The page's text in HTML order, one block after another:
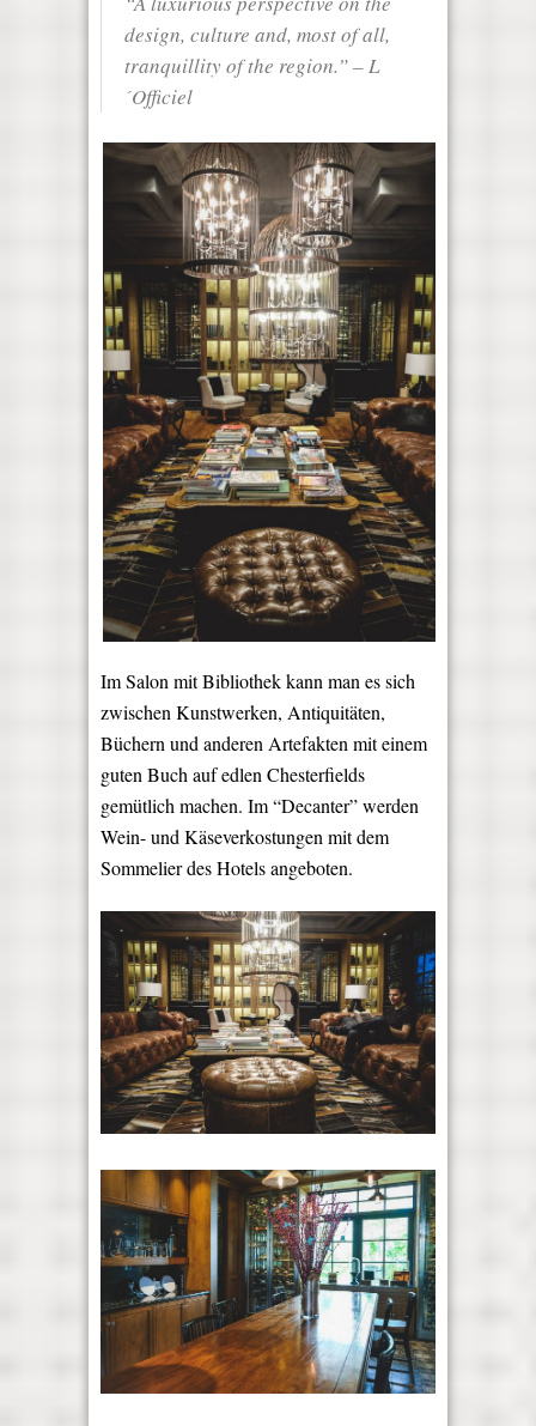
design, culture and, most of all,
tranquillity of the region.” – L
´Officiel
Im Salon mit Bibliothek kann man es sich
zwischen Kunstwerken, Antiquitäten,
Büchern und anderen Artefakten mit einem
guten Buch auf edlen Chesterfields
gemütlich machen. Im “Decanter” werden
Wein- und Käseverkostungen mit dem
Sommelier des Hotels angeboten.